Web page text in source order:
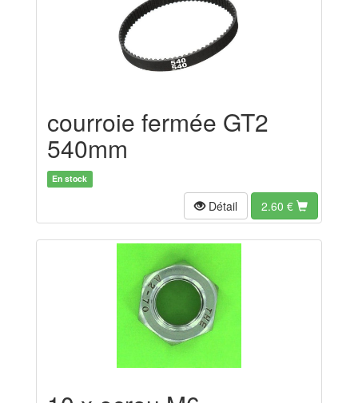
courroie fermée GT2
540mm
En stock
Détail 2.60 €